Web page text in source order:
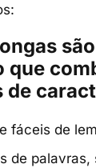
que
de
fáceis de
de palavras,